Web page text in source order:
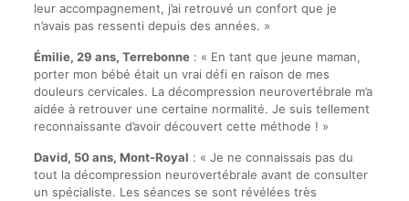
leur accompagnement, j’ai retrouvé un confort que je
n’avais pas ressenti depuis des années. »
Émilie, 29 ans, Terrebonne: « En tant que jeune maman,
porter mon bébé était un vrai défi en raison de mes
douleurs cervicales. La décompression neurovertébrale m’a
aidée à retrouver une certaine normalité. Je suis tellement
reconnaissante d’avoir découvert cette méthode ! »
David, 50 ans, Mont-Royal : « Je ne connaissais pas du
tout la décompression neurovertébrale avant de consulter
un spécialiste. Les séances se sont révélées très